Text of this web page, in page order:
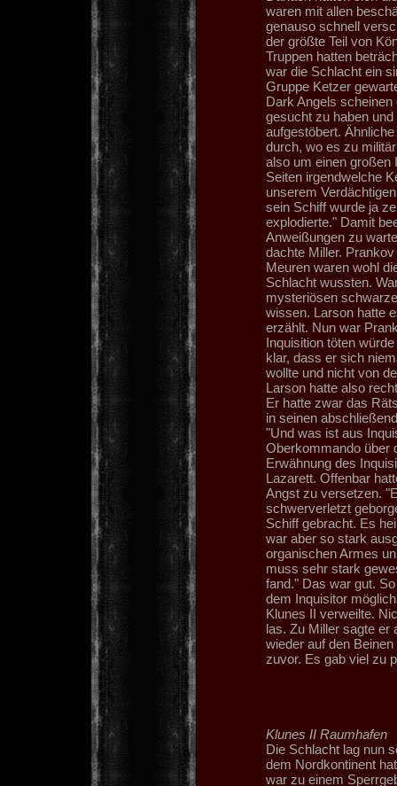
waren mit allen
genauso schnell
der größte Teil von
Truppen hatten
war die Schlacht ein
Gruppe Ketzer
Dark Angels scheinen
gesucht zu haben
aufgestöbert.
durch, wo es zu
also um einen großen
Seiten irgendwelche
unserem
sein Schiff wurde ja
explodierte." Damit
Anweißungen zu
dachte Miller.
Meuren waren wohl
Schlacht wussten.
mysteriösen
wissen. Larson hatte
erzählt. Nun war
Inquisition töten
klar, dass er sich
wollte und nicht von
Larson hatte also
Er hatte zwar das
in seinen
"Und was ist aus
Oberkommando über
Erwähnung des
Lazarett. Offenbar
Angst zu versetzen.
schwerverletzt
Schiff gebracht. Es
war aber so stark
organischen Armes
muss sehr stark
fand." Das war gut.
dem Inquisitor
Klunes II verweilte.
las. Zu Miller sagte er
wieder auf den
zuvor. Es gab viel zu
Klunes II Raumhafen
Die Schlacht lag nun
dem Nordkontinent
war zu einem